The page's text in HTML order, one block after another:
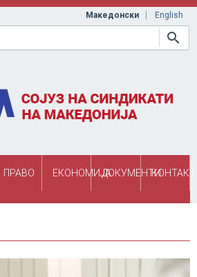
Македонски English
ПРАВО ЕКОНОМИЈАДОКУМЕНТИКОНТАКТ